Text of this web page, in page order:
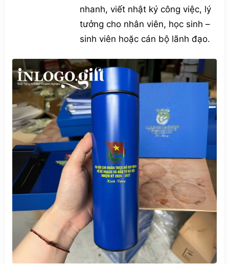
nhanh, viết nhật ký công việc, lý
tưởng cho nhân viên, học sinh –
sinh viên hoặc cán bộ lãnh đạo.